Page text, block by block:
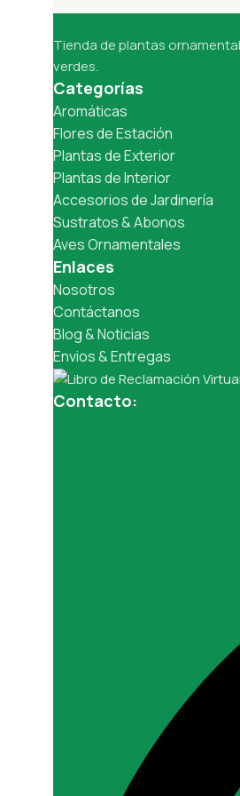
Tienda de plantas
verdes.
Categorías
Aromáticas
Flores de Estación
Plantas de Exterior
Plantas de Interior
Accesorios de Jardinería
Sustratos & Abonos
Aves Ornamentales
Enlaces
Nosotros
Contáctanos
Blog & Noticias
Envios & Entregas
Contacto: